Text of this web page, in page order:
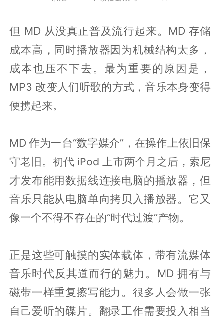
但 MD 从没真正普及流行起来。MD 存储
成本高，同时播放器因为机械结构太多，
成本也压不下去。最为重要的原因是，
MP3 改变人们听歌的方式，音乐本身变得
便携起来。
MD 作为一台“数字媒介”，在操作上依旧保
守老旧。初代 iPod 上市两个月之后，索尼
才发布能用数据线连接电脑的播放器，但
音乐只能从电脑单向拷贝入播放器。它又
像一个不得不存在的“时代过渡”产物。
正是这些可触摸的实体载体，带有流媒体
音乐时代反其道而行的魅力。MD 拥有与
磁带一样重复擦写能力。很多人会做一张
自己爱听的碟片。翻录工作需要投入相当